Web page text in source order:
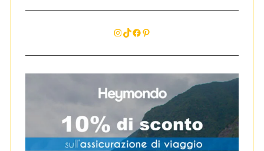
InstagramTikTok Facebook Pinterest